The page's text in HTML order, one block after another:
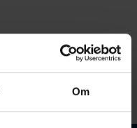
Om
Gå til Y >